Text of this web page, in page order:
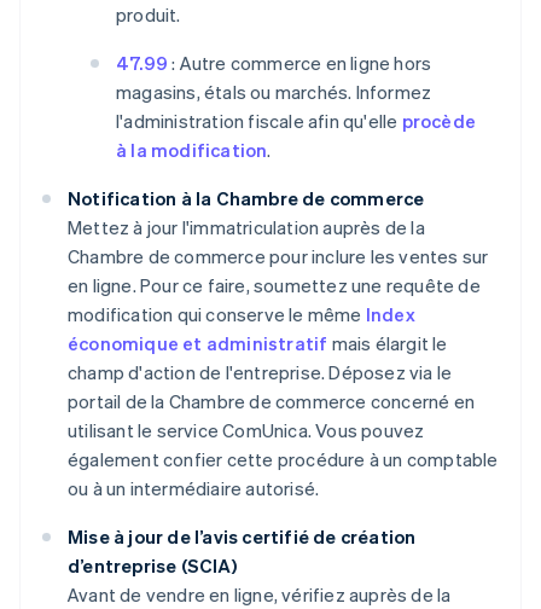
produit.
47.99 : Autre commerce en ligne hors
magasins, étals ou marchés. Informez
l'administration fiscale afin qu'elle procède
à la modification.
Notification à la Chambre de commerce
Mettez à jour l'immatriculation auprès de la
Chambre de commerce pour inclure les ventes sur
en ligne. Pour ce faire, soumettez une requête de
modification qui conserve le même Index
économique et administratif mais élargit le
champ d'action de l'entreprise. Déposez via le
portail de la Chambre de commerce concerné en
utilisant le service ComUnica. Vous pouvez
également confier cette procédure à un comptable
ou à un intermédiaire autorisé.
Mise à jour de l’avis certifié de création
d’entreprise (SCIA)
Avant de vendre en ligne, vérifiez auprès de la